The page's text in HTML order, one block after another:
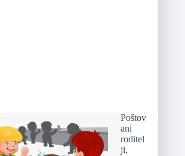
Poštov
ani
roditel
ji,